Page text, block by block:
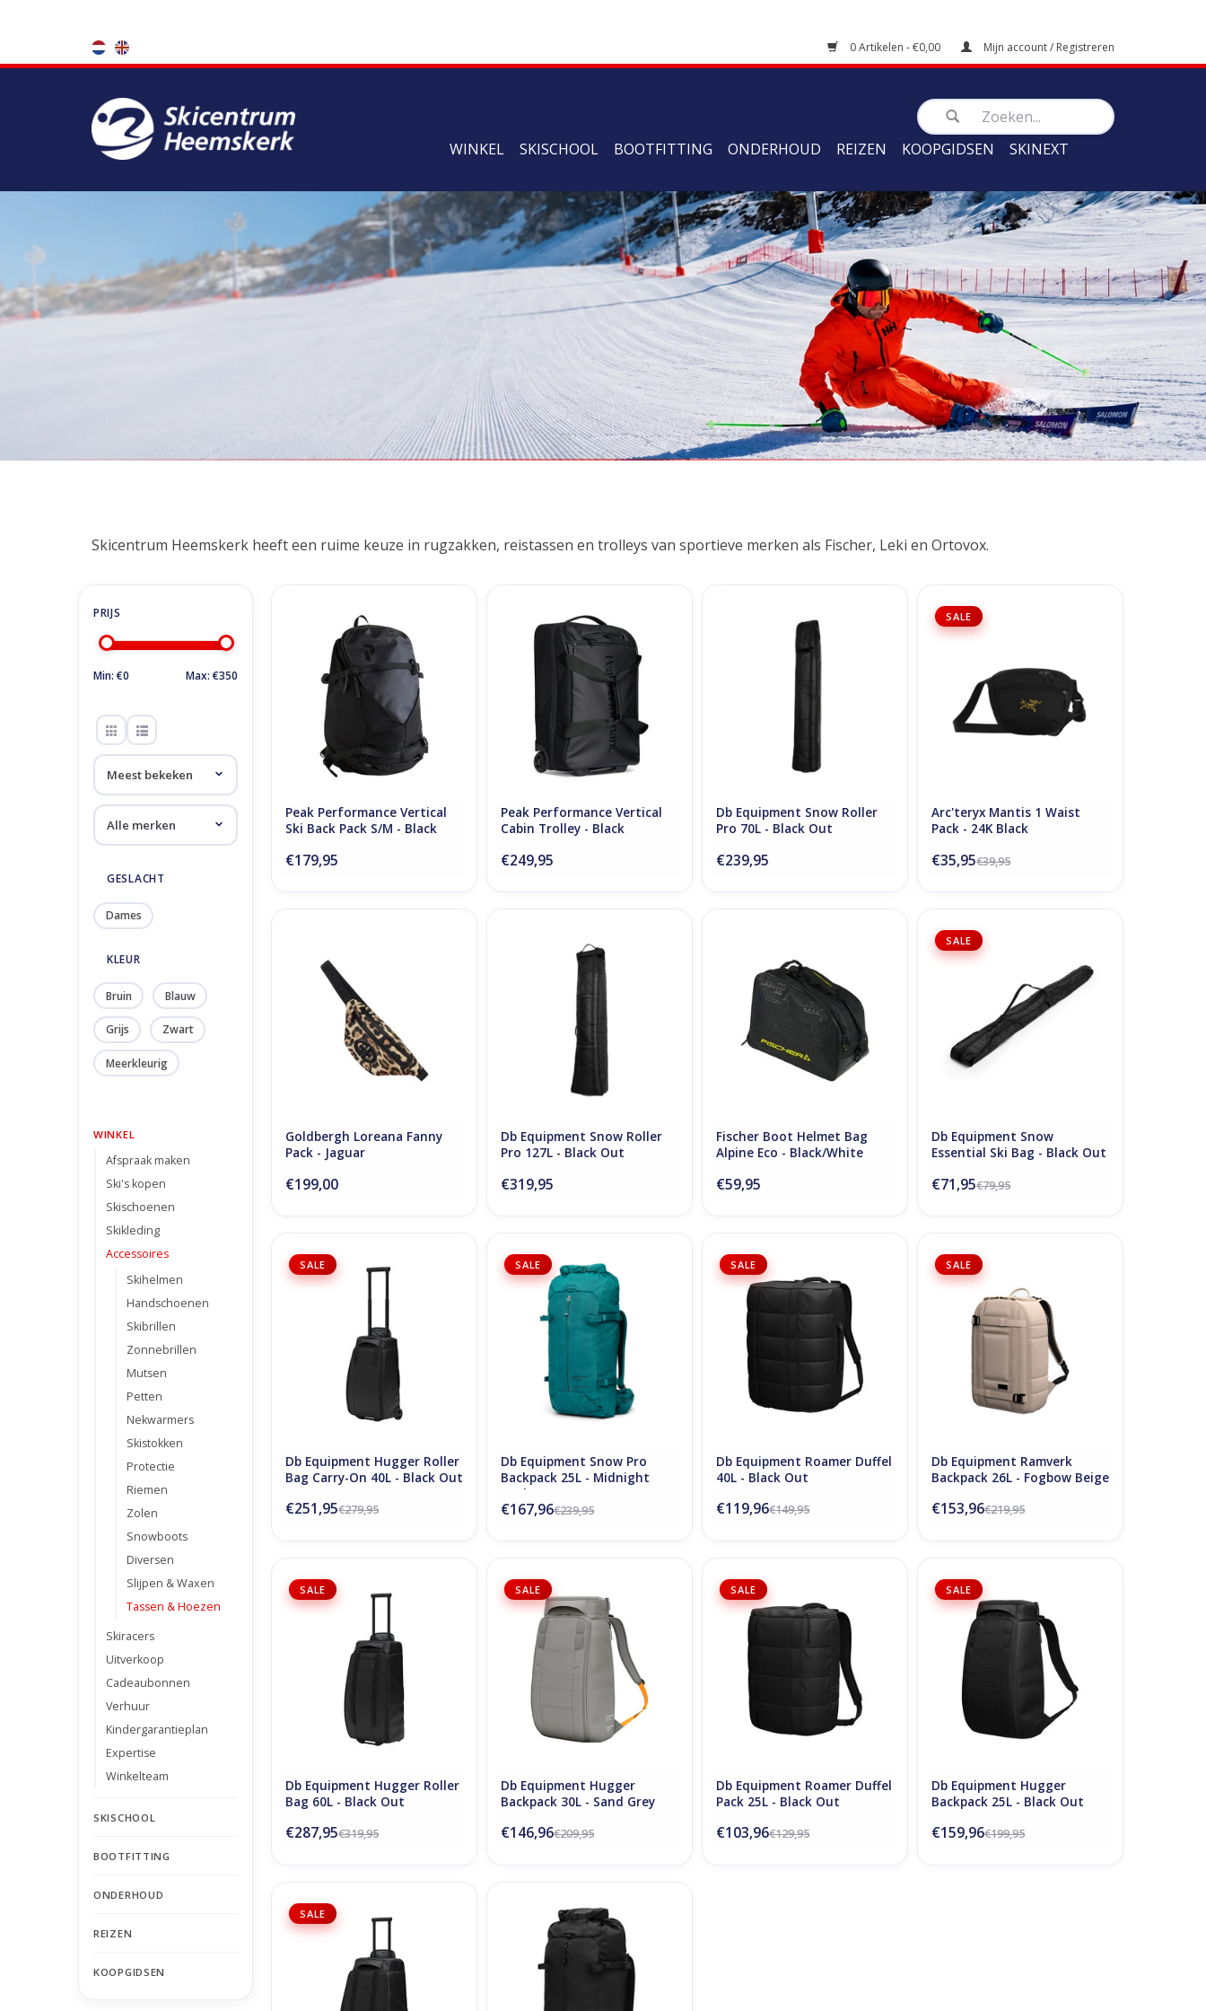
0 Artikelen - €0,00 Mijn account / Registreren
WINKEL SKISCHOOL BOOTFITTING ONDERHOUD REIZEN KOOPGIDSEN SKINEXT
Tassen & Hoezen
Skicentrum Heemskerk heeft een ruime keuze in rugzakken, reistassen en trolleys van sportieve merken als Fischer, Leki en Ortovox.
Min: €0 Max: €350
GESLACHT
Dames
KLEUR
Bruin Blauw
Grijs Zwart
Meerkleurig
WINKEL
Afspraak maken
Ski's kopen
Skischoenen
Skikleding
Accessoires
Skihelmen
Handschoenen
Skibrillen
Zonnebrillen
Mutsen
Petten
Nekwarmers
Skistokken
Protectie
Riemen
Zolen
Snowboots
Diversen
Slijpen & Waxen
Tassen & Hoezen
Skiracers
Uitverkoop
Cadeaubonnen
Verhuur
Kindergarantieplan
Expertise
Winkelteam
SKISCHOOL
BOOTFITTING
ONDERHOUD
REIZEN
KOOPGIDSEN
Back Pack S/M - Black
TOEVOEGEN AAN WINKELWAGEN
Peak Performance Vertical
Ski Back Pack S/M - Black
€179,95
Trolley - Black
TOEVOEGEN AAN WINKELWAGEN
Peak Performance Vertical
Cabin Trolley - Black
€249,95
Out
TOEVOEGEN AAN WINKELWAGEN
Db Equipment Snow Roller
Pro 70L - Black Out
€239,95
SALE
Arc'teryx Mantis 1 Waist Pack -
Arc'teryx Mantis 1 Waist
Pack - 24K Black
€39,95
€35,95
TOEVOEGEN AAN WINKELWAGEN
Goldbergh Loreana Fanny
Pack - Jaguar
€199,00
Out
TOEVOEGEN AAN WINKELWAGEN
Db Equipment Snow Roller
Pro 127L - Black Out
€319,95
TOEVOEGEN AAN WINKELWAGEN
Fischer Boot Helmet Bag
Alpine Eco - Black/White
€59,95
SALE
D_b_ Snow Essential Ski Bag -
TOEVOEGEN AAN WINKELWAGEN
Db Equipment Snow
Essential Ski Bag - Black Out
€79,95
€71,95
SALE
D_b_ Hugger Roller Bag Carry-On
40L - Black Out
TOEVOEGEN AAN WINKELWAGEN
Db Equipment Hugger Roller
Bag Carry-On 40L - Black Out
€279,95
€251,95
SALE
Db Snow Pro Backpack 25L -
Midnight Teal
TOEVOEGEN AAN WINKELWAGEN
Db Equipment Snow Pro
Backpack 25L - Midnight
Teal
€239,95
€167,96
SALE
Db Roamer Duffel 40L - Black Out
TOEVOEGEN AAN WINKELWAGEN
Db Equipment Roamer Duffel
40L - Black Out
€149,95
€119,96
SALE
Db Ramverk Backpack 26L -
TOEVOEGEN AAN WINKELWAGEN
Db Equipment Ramverk
Backpack 26L - Fogbow Beige
€219,95
€153,96
SALE
D_b_ Hugger Roller Bag 60L -
Black Out
Db Equipment Hugger Roller
Bag 60L - Black Out
€319,95
€287,95
SALE
D_b_ Hugger Backpack 30L - Sand
Grey
TOEVOEGEN AAN WINKELWAGEN
Db Equipment Hugger
Backpack 30L - Sand Grey
€209,95
€146,96
SALE
Db Roamer Duffel Pack 25L -
TOEVOEGEN AAN WINKELWAGEN
Db Equipment Roamer Duffel
Pack 25L - Black Out
€129,95
€103,96
SALE
Db Hugger Backpack 25L - Black
Out
TOEVOEGEN AAN WINKELWAGEN
Db Equipment Hugger
Backpack 25L - Black Out
€199,95
€159,96
SALE
D_b_ Hugger Roller Bag 90L -
Black Out
TOEVOEGEN AAN WINKELWAGEN
Out
TOEVOEGEN AAN WINKELWAGEN